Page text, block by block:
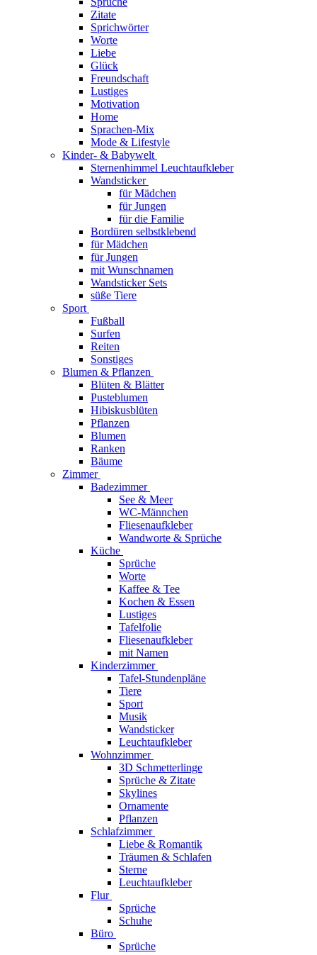
Zitate
Sprichwörter
Worte
Liebe
Glück
Freundschaft
Lustiges
Motivation
Home
Sprachen-Mix
Mode & Lifestyle
Kinder- & Babywelt
Sternenhimmel Leuchtaufkleber
Wandsticker
für Mädchen
für Jungen
für die Familie
Bordüren selbstklebend
für Mädchen
für Jungen
mit Wunschnamen
Wandsticker Sets
süße Tiere
Sport
Fußball
Surfen
Reiten
Sonstiges
Blumen & Pflanzen
Blüten & Blätter
Pusteblumen
Hibiskusblüten
Pflanzen
Blumen
Ranken
Bäume
Zimmer
Badezimmer
See & Meer
WC-Männchen
Fliesenaufkleber
Wandworte & Sprüche
Küche
Sprüche
Worte
Kaffee & Tee
Kochen & Essen
Lustiges
Tafelfolie
Fliesenaufkleber
mit Namen
Kinderzimmer
Tafel-Stundenpläne
Tiere
Sport
Musik
Wandsticker
Leuchtaufkleber
Wohnzimmer
3D Schmetterlinge
Sprüche & Zitate
Skylines
Ornamente
Pflanzen
Schlafzimmer
Liebe & Romantik
Träumen & Schlafen
Sterne
Leuchtaufkleber
Flur
Sprüche
Schuhe
Büro
Sprüche